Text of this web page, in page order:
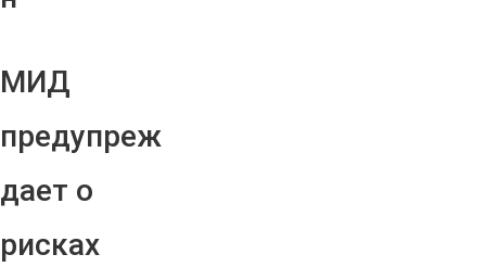
МИД
предупреж
дает о
рисках